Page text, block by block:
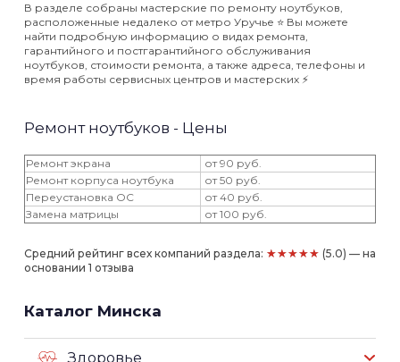
В разделе собраны мастерские по ремонту ноутбуков,
расположенные недалеко от метро Уручье ⭐️ Вы можете
найти подробную информацию о видах ремонта,
гарантийного и постгарантийного обслуживания
ноутбуков, стоимости ремонта, а также адреса, телефоны и
время работы сервисных центров и мастерских ⚡️
Ремонт ноутбуков - Цены
Ремонт экрана
от 90 руб.
Ремонт корпуса ноутбука
от 50 руб.
Переустановка ОС
от 40 руб.
Замена матрицы
от 100 руб.
Средний рейтинг всех компаний раздела: ★★★★★ (5.0) — на
основании 1 отзыва
Каталог Минска
Здоровье